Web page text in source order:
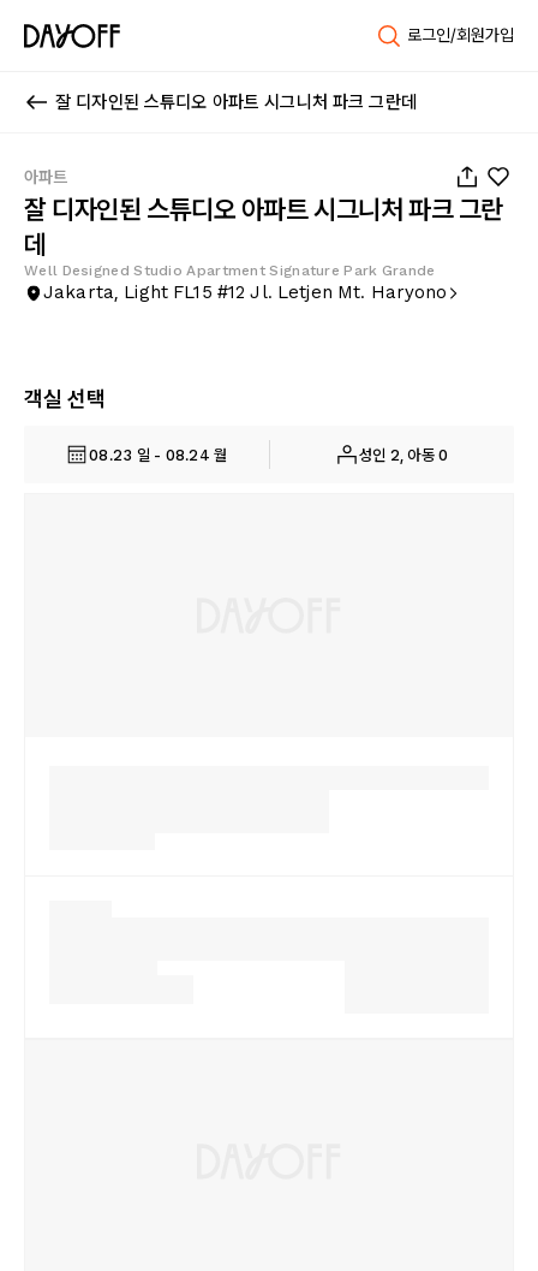
로그인/회원가입
잘 디자인된 스튜디오 아파트 시그니처 파크 그란데
아파트
잘 디자인된 스튜디오 아파트 시그니처 파크 그란
데
Well Designed Studio Apartment Signature Park Grande
Jakarta, Light FL15 #12 Jl. Letjen Mt. Haryono
객실 선택
08.23 일 - 08.24 월 성인 2, 아동 0